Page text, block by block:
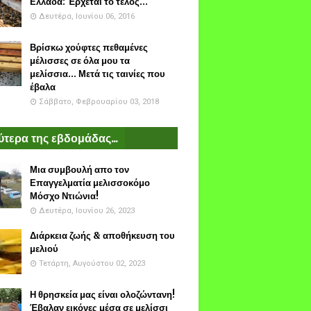
Δευτέρα, Ιουνίου 06, 2016
Βρίσκω χούφτες πεθαμένες
μέλισσες σε όλα μου τα
μελίσσια... Μετά τις ταινίες που
έβαλα
Σάββατο, Φεβρουαρίου 03, 2018
της εβδομάδας...
Μια συμβουλή απο τον
Επαγγελματία μελισσοκόμο
Μόσχο Ντιώνια!
Δευτέρα, Ιουνίου 26, 2023
Διάρκεια ζωής & αποθήκευση του
μελιού
Τετάρτη, Αυγούστου 02, 2023
Η θρησκεία μας είναι ολοζώντανη!
Έβαλαν εικόνες μέσα σε μελίσσι